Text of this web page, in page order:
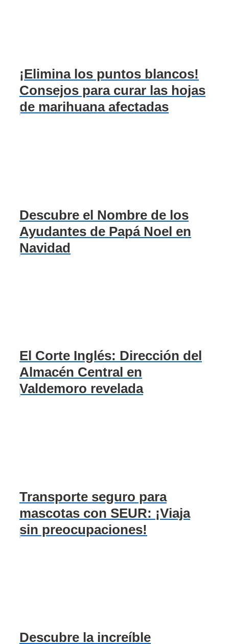
¡Elimina los puntos blancos!
Consejos para curar las hojas
de marihuana afectadas
Descubre el Nombre de los
Ayudantes de Papá Noel en
Navidad
El Corte Inglés: Dirección del
Almacén Central en
Valdemoro revelada
Transporte seguro para
mascotas con SEUR: ¡Viaja
sin preocupaciones!
Descubre la increíble